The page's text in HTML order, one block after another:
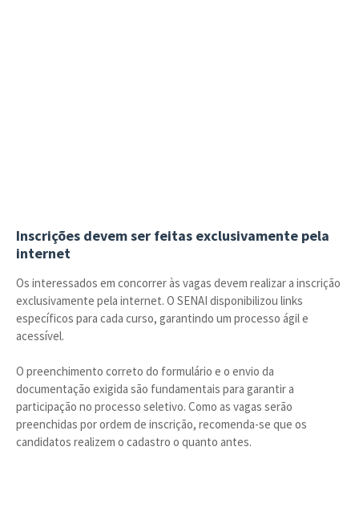
Inscrições devem ser feitas exclusivamente pela
internet
Os interessados em concorrer às vagas devem realizar a inscrição
exclusivamente pela internet. O SENAI disponibilizou links
específicos para cada curso, garantindo um processo ágil e
acessível.
O preenchimento correto do formulário e o envio da
documentação exigida são fundamentais para garantir a
participação no processo seletivo. Como as vagas serão
preenchidas por ordem de inscrição, recomenda-se que os
candidatos realizem o cadastro o quanto antes.